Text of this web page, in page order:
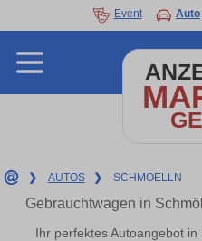
Event Auto
❯ AUTOS ❯ SCHMOELLN
Gebrauchtwagen in
Ihr perfektes Autoangebot in